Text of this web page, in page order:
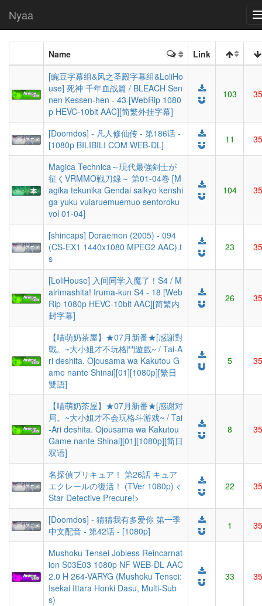
Nyaa
Name
Link
[豌豆字幕组&风之圣殿字幕组&LoliHo
use] 死神 千年血战篇 / BLEACH Sen
nen Kessen-hen - 43 [WebRip 1080
p HEVC-10bit AAC][简繁外挂字幕]
103 35
[Doomdos] - 凡人修仙传 - 第186话 -
[1080p BILIBILI COM WEB-DL]
11 35
Magica Technica～現代最強剣士が
征くVRMMO戦刀録～ 第01-04巻 [M
agika tekunika Gendai saikyo kenshi
ga yuku vuiaruemuemuo sentoroku
vol 01-04]
104 35
[shincaps] Doraemon (2005) - 094
(CS-EX1 1440x1080 MPEG2 AAC).t
s
23 35
[LoliHouse] 入间同学入魔了！S4 / M
airimashita! Iruma-kun S4 - 18 [Web
Rip 1080p HEVC-10bit AAC][简繁内
封字幕]
26 35
【喵萌奶茶屋】★07月新番★[感謝對
戰。~大小姐才不玩格鬥遊戲~ / Tai-A
ri deshita. Ojousama wa Kakutou G
ame nante Shinai][01][1080p][繁日
雙語]
5 35
【喵萌奶茶屋】★07月新番★[感谢对
局。~大小姐才不会玩格斗游戏~ / Tai
-Ari deshita. Ojousama wa Kakutou
Game nante Shinai][01][1080p][简日
双语]
8 35
名探偵プリキュア！ 第26話 キュア
エクレールの復活！ (TVer 1080p) <
Star Detective Precure!>
22 35
[Doomdos] - 猜猜我有多爱你 第一季
中文配音 - 第42话 - [1080p]
1 35
Mushoku Tensei Jobless Reincarnat
ion S03E03 1080p NF WEB-DL AAC
2.0 H 264-VARYG (Mushoku Tensei:
Isekai Ittara Honki Dasu, Multi-Sub
s)
33 35